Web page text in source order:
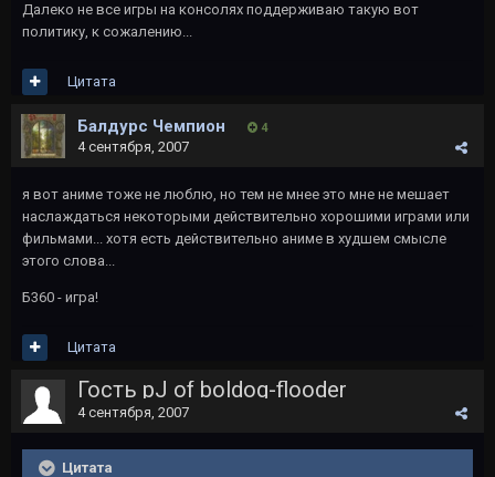
Далеко не все игры на консолях поддерживаю такую вот
политику, к сожалению...
Цитата
Балдурс Чемпион 4
4 сентября, 2007
я вот аниме тоже не люблю, но тем не мнее это мне не мешает
наслаждаться некоторыми действительно хорошими играми или
фильмами... хотя есть действительно аниме в худшем смысле
этого слова...
Б360 - игра!
Цитата
Гость pJ of boldog-flooder
4 сентября, 2007
Цитата